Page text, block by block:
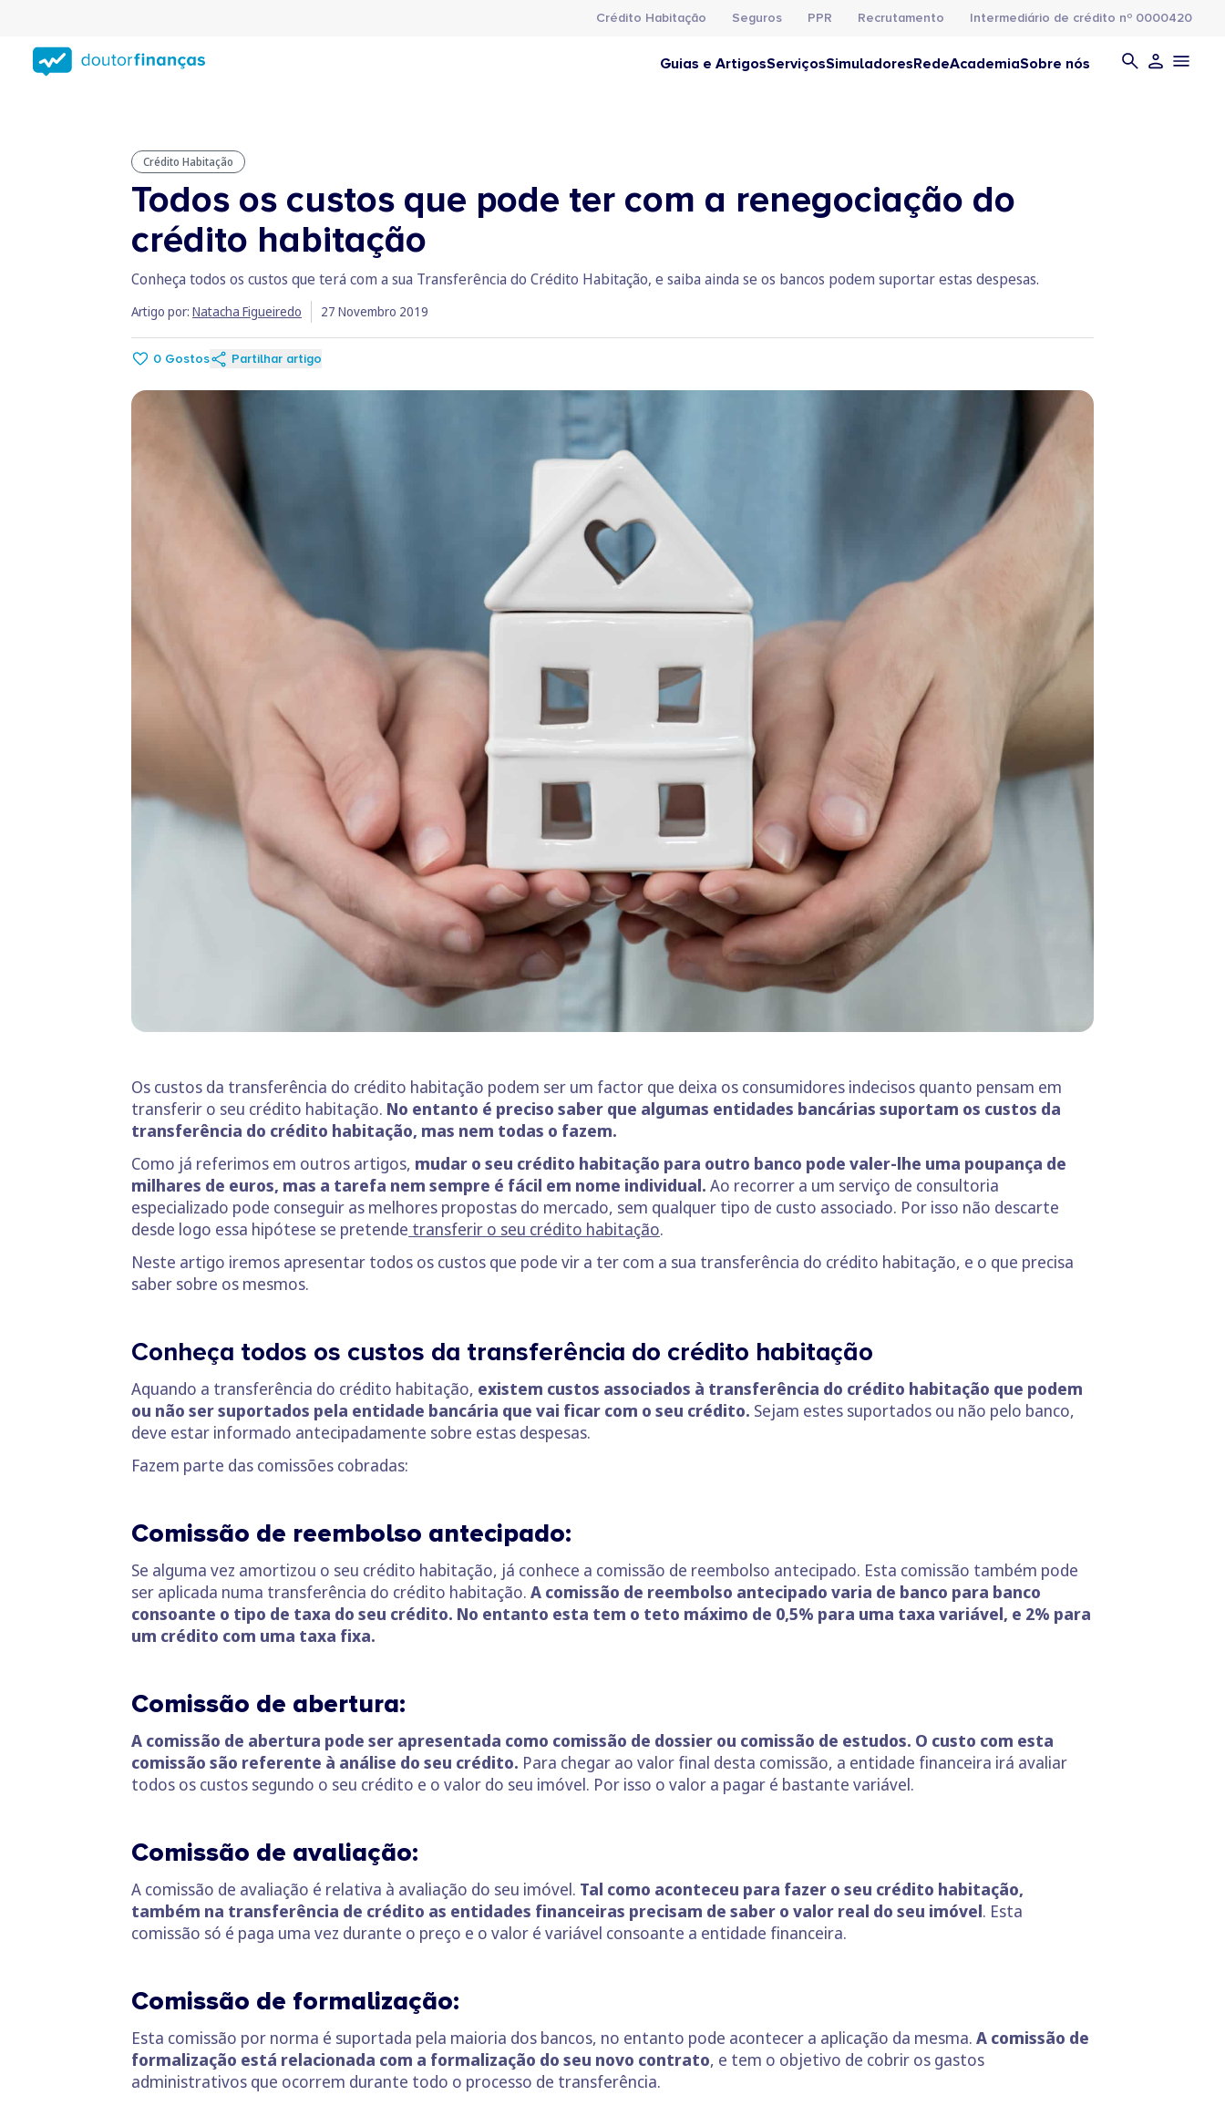
conteúdo
principal
Crédito Habitação Seguros PPR Recrutamento Intermediário de crédito nº 0000420
Guias e ArtigosServiçosSimuladoresRedeAcademiaSobre nós
Crédito Habitação
Todos os custos que pode ter com a renegociação do
crédito habitação
Conheça todos os custos que terá com a sua Transferência do Crédito Habitação, e saiba ainda se os bancos podem suportar estas despesas.
Artigo por: Natacha Figueiredo 27 Novembro 2019
0 Gostos Partilhar artigo
Os custos da transferência do crédito habitação podem ser um factor que deixa os consumidores indecisos quanto pensam em
transferir o seu crédito habitação. No entanto é preciso saber que algumas entidades bancárias suportam os custos da
transferência do crédito habitação, mas nem todas o fazem.
Como já referimos em outros artigos, mudar o seu crédito habitação para outro banco pode valer-lhe uma poupança de
milhares de euros, mas a tarefa nem sempre é fácil em nome individual. Ao recorrer a um serviço de consultoria
especializado pode conseguir as melhores propostas do mercado, sem qualquer tipo de custo associado. Por isso não descarte
desde logo essa hipótese se pretende transferir o seu crédito habitação.
Neste artigo iremos apresentar todos os custos que pode vir a ter com a sua transferência do crédito habitação, e o que precisa
saber sobre os mesmos.
Conheça todos os custos da transferência do crédito habitação
Aquando a transferência do crédito habitação, existem custos associados à transferência do crédito habitação que podem
ou não ser suportados pela entidade bancária que vai ficar com o seu crédito. Sejam estes suportados ou não pelo banco,
deve estar informado antecipadamente sobre estas despesas.
Fazem parte das comissões cobradas:
Comissão de reembolso antecipado:
Se alguma vez amortizou o seu crédito habitação, já conhece a comissão de reembolso antecipado. Esta comissão também pode
ser aplicada numa transferência do crédito habitação. A comissão de reembolso antecipado varia de banco para banco
consoante o tipo de taxa do seu crédito. No entanto esta tem o teto máximo de 0,5% para uma taxa variável, e 2% para
um crédito com uma taxa fixa.
Comissão de abertura:
A comissão de abertura pode ser apresentada como comissão de dossier ou comissão de estudos. O custo com esta
comissão são referente à análise do seu crédito. Para chegar ao valor final desta comissão, a entidade financeira irá avaliar
todos os custos segundo o seu crédito e o valor do seu imóvel. Por isso o valor a pagar é bastante variável.
Comissão de avaliação:
A comissão de avaliação é relativa à avaliação do seu imóvel. Tal como aconteceu para fazer o seu crédito habitação,
também na transferência de crédito as entidades financeiras precisam de saber o valor real do seu imóvel. Esta
comissão só é paga uma vez durante o preço e o valor é variável consoante a entidade financeira.
Comissão de formalização:
Esta comissão por norma é suportada pela maioria dos bancos, no entanto pode acontecer a aplicação da mesma. A comissão de
formalização está relacionada com a formalização do seu novo contrato, e tem o objetivo de cobrir os gastos
administrativos que ocorrem durante todo o processo de transferência.